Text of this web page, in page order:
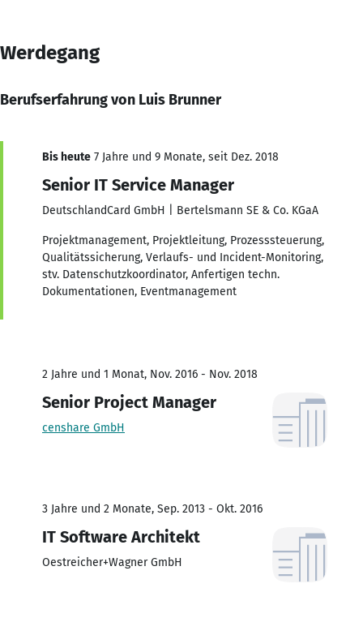
Werdegang
Berufserfahrung von Luis Brunner
Bis heute 7 Jahre und 9 Monate, seit Dez. 2018
Senior IT Service Manager
DeutschlandCard GmbH | Bertelsmann SE & Co. KGaA
Projektmanagement, Projektleitung, Prozesssteuerung,
Qualitätssicherung, Verlaufs- und Incident-Monitoring,
stv. Datenschutzkoordinator, Anfertigen techn.
Dokumentationen, Eventmanagement
2 Jahre und 1 Monat, Nov. 2016 - Nov. 2018
Senior Project Manager
censhare GmbH
3 Jahre und 2 Monate, Sep. 2013 - Okt. 2016
IT Software Architekt
Oestreicher+Wagner GmbH